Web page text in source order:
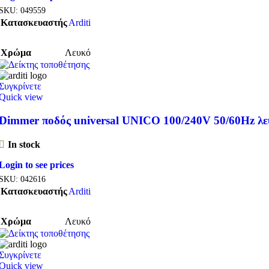
049559
ΚατασκευαστήςArditi
Χρώμα Λευκό
view
ποδός universal UNICO 100/240V 50/60Hz
In stock
to see prices
042616
ΚατασκευαστήςArditi
Χρώμα Λευκό
view